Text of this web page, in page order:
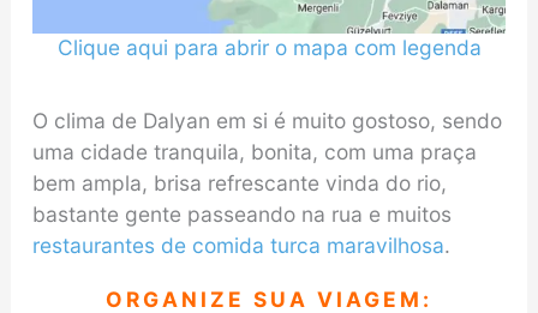
Clique aqui para abrir o mapa com legenda
O clima de Dalyan em si é muito gostoso, sendo
uma cidade tranquila, bonita, com uma praça
bem ampla, brisa refrescante vinda do rio,
bastante gente passeando na rua e muitos
restaurantes de comida turca maravilhosa.
ORGANIZE SUA VIAGEM: